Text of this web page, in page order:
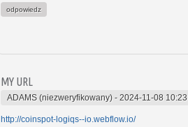
odpowiedz
MY URL
ADAMS (niezweryfikowany) - 2024-11-08 10:23
http://coinspot-logiqs--io.webflow.io/